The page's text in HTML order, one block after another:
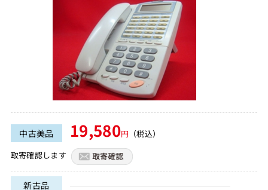
中古美品 19,580円 （税込）
取寄確認します
新古品